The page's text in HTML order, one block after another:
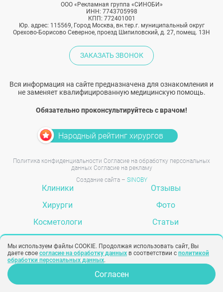
ООО «Рекламная группа «СИНОБИ»
ИНН: 7743705998
КПП: 772401001
Юр. адрес: 115569, Город Москва, вн.тер.г. муниципальный округ
Орехово-Борисово Северное, проезд Шипиловский, д. 27, помещ. 13Н
ЗАКАЗАТЬ ЗВОНОК
Вся информация на сайте предназначена для ознакомления и
не заменяет квалифицированную медицинскую помощь.
Обязательно проконсультируйтесь с врачом!
Народный рейтинг хирургов
Политика конфиденциальности Согласие на обработку персональных
данных Согласие на рекламу
Создание сайта – SINOBY
Клиники
Хирурги
Косметологи
Отзывы
Фото
Статьи
Мы используем файлы COOKIE. Продолжая использовать сайт, Вы
даете свое согласие на обработку данных в соответствии с политикой
обработки персональных данных.
Согласен